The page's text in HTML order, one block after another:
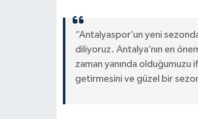
“Antalyaspor’un yeni
diliyoruz. Antalya’nın en
zaman yanında olduğumuzu
getirmesini ve güzel bir